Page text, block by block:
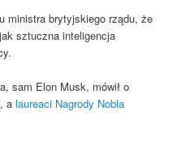
ministra brytyjskiego rządu, że
sztuczna inteligencja
sam Elon Musk, mówił o
alaureaci Nagrody Nobla